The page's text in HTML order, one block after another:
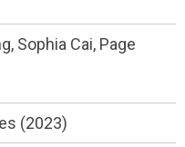
Sophia Cai, Page
(2023)